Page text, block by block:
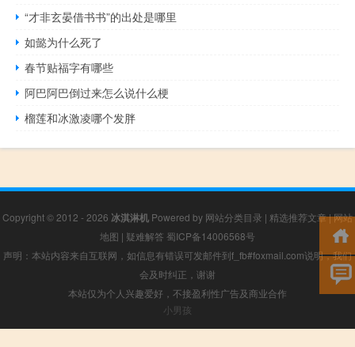
“才非玄晏借书书”的出处是哪里
如懿为什么死了
春节贴福字有哪些
阿巴阿巴倒过来怎么说什么梗
榴莲和冰激凌哪个发胖
Copyright © 2012 - 2026 冰淇淋机 Powered by 网站分类目录 | 精选推荐文章|网站
地图 | 疑难解答 蜀ICP备14006568号
声明：本站内容来自互联网，如信息有错误可发邮件到f_fb#foxmail.com说明，我们
会及时纠正，谢谢
本站仅为个人兴趣爱好，不接盈利性广告及商业合作
小男孩